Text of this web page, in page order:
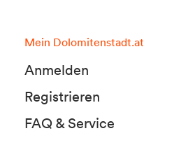
Mein Dolomitenstadt.at
Anmelden
Registrieren
FAQ & Service